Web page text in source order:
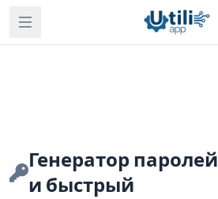
Генератор
и быстрый